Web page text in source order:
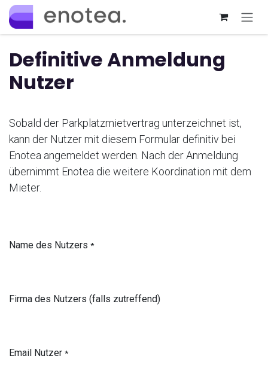
Zum Inhalt springen
Definitive Anmeldung
Nutzer
Sobald der Parkplatzmietvertrag unterzeichnet ist,
kann der Nutzer mit diesem Formular definitiv bei
Enotea angemeldet werden. Nach der Anmeldung
übernimmt Enotea die weitere Koordination mit dem
Mieter.
Name des Nutzers *
Firma des Nutzers (falls zutreffend)
Email Nutzer *